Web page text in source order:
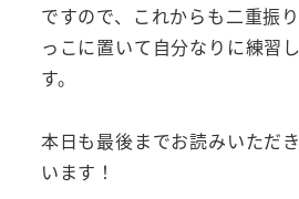
ですので、これからも二重振
っこに置いて自分なりに練習
す。
本日も最後までお読みいただ
います！